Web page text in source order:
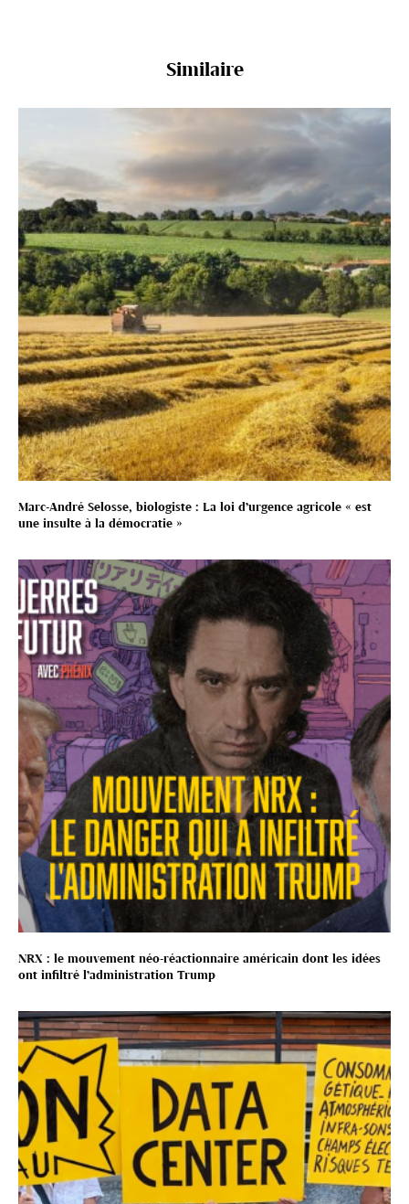
Similaire
Marc-André Selosse, biologiste : La loi d’urgence agricole « est
une insulte à la démocratie »
NRX : le mouvement néo-réactionnaire américain dont les idées
ont infiltré l’administration Trump